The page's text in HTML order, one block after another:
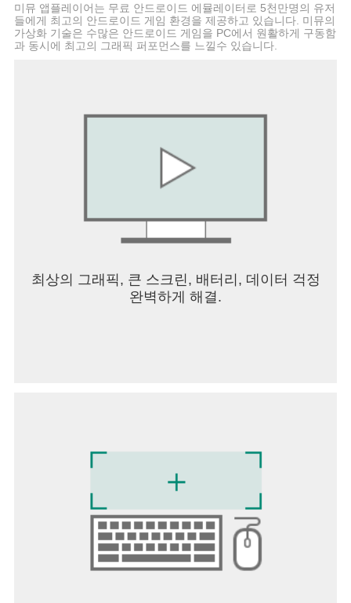
미뮤 앱플레이어는 무료 안드로이드 에뮬레이터로 5천만명의 유저
들에게 최고의 안드로이드 게임 환경을 제공하고 있습니다. 미뮤의
가상화 기술은 수많은 안드로이드 게임을 PC에서 원활하게 구동함
과 동시에 최고의 그래픽 퍼포먼스를 느낄수 있습니다.
최상의 그래픽, 큰 스크린, 배터리, 데이터 걱정
완벽하게 해결.